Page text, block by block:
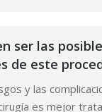
ser las
de este
y las
es mejor